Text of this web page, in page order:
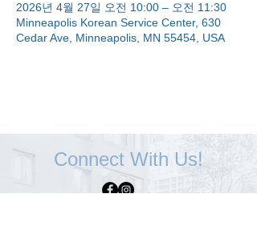
2026년 4월 27일 오전 10:00 – 오전 11:30
Minneapolis Korean Service Center, 630
Cedar Ave, Minneapolis, MN 55454, USA
Connect With Us!